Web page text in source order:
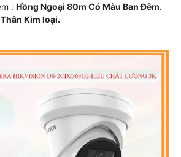
❈ Xem Được Ban Đêm : Hồng Ngoại 80m Có Màu Ban Ðêm.
Thân Kim loại.